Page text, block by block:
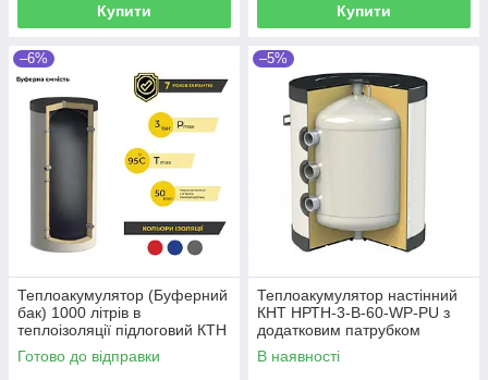
Купити Купити
–6%
Теплоакумулятор (Буферний
бак) 1000 літрів в
теплоізоляції підлоговий КТН
Готово до відправки
–5%
Теплоакумулятор настінний
КНТ НРТH-3-B-60-WP-PU з
додатковим патрубком
В наявності